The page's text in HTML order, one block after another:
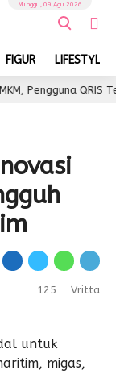
FIGUR LIFESTYLE
Minggu, 09 Agu 2026
QRIS Tembus
125 Vritta
untuk
migas,